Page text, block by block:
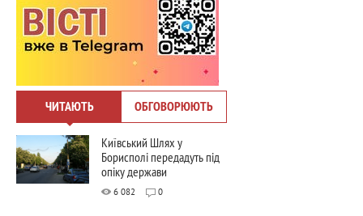
ЧИТАЮТЬ ОБГОВОРЮЮТЬ
Київський Шлях у
Борисполі передадуть під
опіку держави
6 082 0